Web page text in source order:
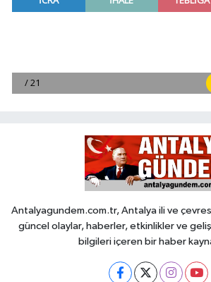
Antalyagundem.com.tr, Antalya ili ve
güncel olaylar, haberler, etkinlikler ve
bilgileri içeren bir haber